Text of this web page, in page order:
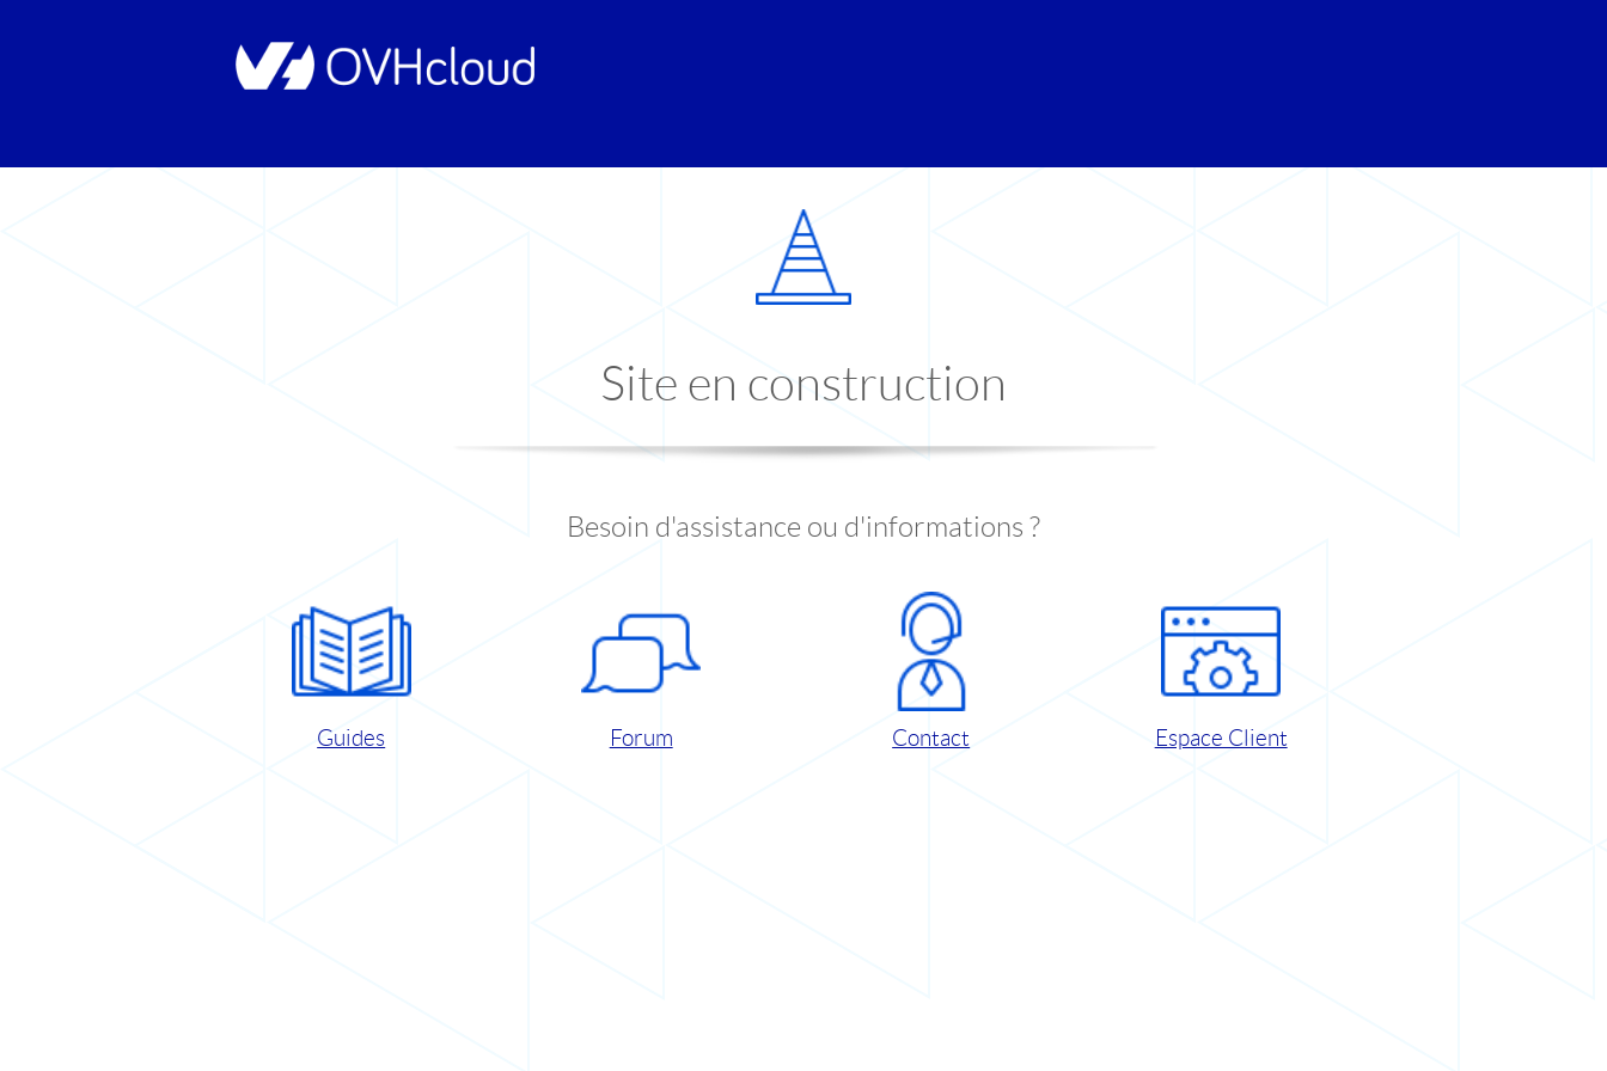
Site en construction
Besoin d'assistance ou d'informations ?
Guides Forum Contact Espace Client